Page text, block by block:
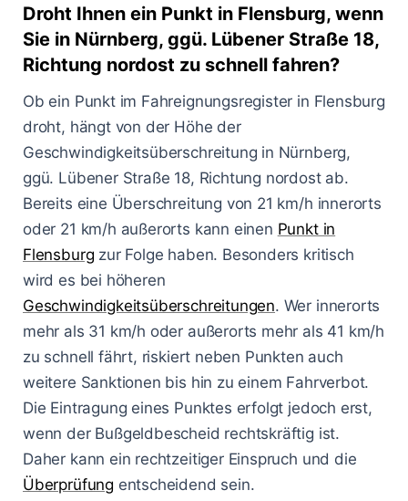
Droht Ihnen ein Punkt in Flensburg, wenn
Sie in Nürnberg, ggü. Lübener Straße 18,
Richtung nordost zu schnell fahren?
Ob ein Punkt im Fahreignungsregister in Flensburg
droht, hängt von der Höhe der
Geschwindigkeitsüberschreitung in Nürnberg,
ggü. Lübener Straße 18, Richtung nordost ab.
Bereits eine Überschreitung von 21 km/h innerorts
oder 21 km/h außerorts kann einen Punkt in
Flensburg zur Folge haben. Besonders kritisch
wird es bei höheren
Geschwindigkeitsüberschreitungen. Wer innerorts
mehr als 31 km/h oder außerorts mehr als 41 km/h
zu schnell fährt, riskiert neben Punkten auch
weitere Sanktionen bis hin zu einem Fahrverbot.
Die Eintragung eines Punktes erfolgt jedoch erst,
wenn der Bußgeldbescheid rechtskräftig ist.
Daher kann ein rechtzeitiger Einspruch und die
Überprüfung entscheidend sein.